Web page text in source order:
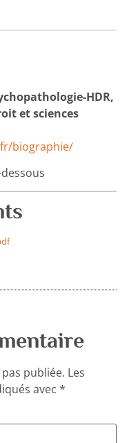
HDR,
et sciences
biographie/
publiée. Les
avec*